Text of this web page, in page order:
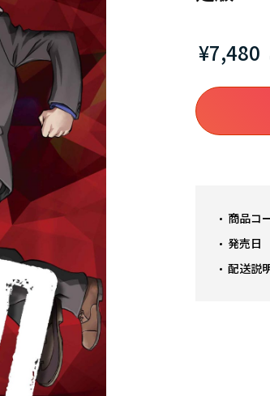
¥7,480
商品コ
発売日
配送説